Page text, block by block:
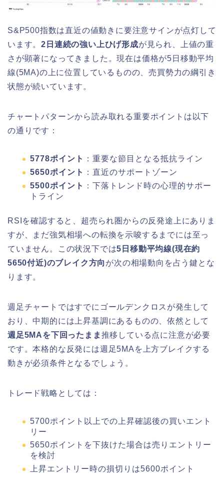
S&P500指数は直近の値動きに要注意サインが点灯して
います。2日連続の強い上ひげ形成が見られ、上値の重
さが顕著になってきました。現在は価格が5日移動平均
線(5MA)の上に位置しているものの、売買勢力の綱引き
状態が続いています。
チャートパターンから読み取れる重要ポイントは以下
の通りです：
5778ポイント
：重要な節目となる抵抗ライン
5650ポイント
：直近のサポートゾーン
5500ポイント
：下落トレンド時の心理的サポー
トライン
RSIを確認すると、超売られ圏からの反発途上にありま
すが、まだ強気相場への転換を示唆するまでには至っ
ていません。この状況下では5日移動平均線(現在約
5650付近)のブレイク方向 が次の相場動向を占う鍵とな
ります。
週足チャートではすでにゴールデンクロスが発生して
おり、中期的には上昇基調にあるものの、依然として
週足5MAを下回ったまま 推移している点に注意が必要
です。本格的な反発には週足5MAを上方ブレイクする
動きが必須条件となるでしょう。
トレード戦略としては：
5700ポイント以上での上昇確認後の買いエント
リー
5650ポイントを下抜けた場合は売りエントリー
を検討
上昇エントリー時の損切りは5600ポイント